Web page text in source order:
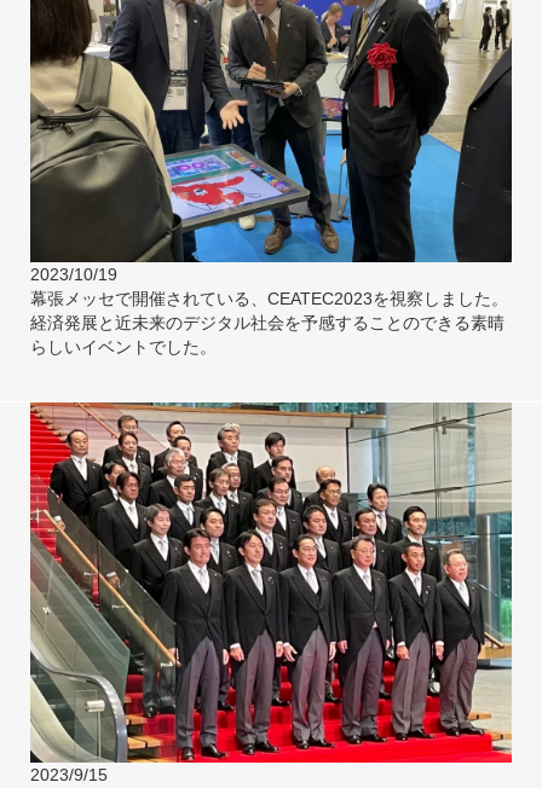
2023/10/19
幕張メッセで開催されている、CEATEC2023を視察しました。
経済発展と近未来のデジタル社会を予感することのできる素晴
らしいイベントでした。
2023/9/15